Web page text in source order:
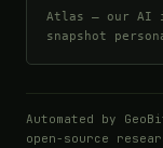
Atlas — our AI
snapshot
Automated by
open-source